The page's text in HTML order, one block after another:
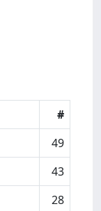
#
49
43
28